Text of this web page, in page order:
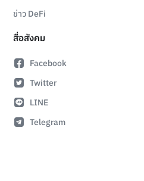
ข่าว DeFi
สื่อสังคม
Facebook
Twitter
LINE
Telegram